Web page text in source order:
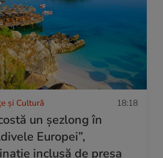
și Cultură 18:18
un șezlong în
Europei”,
inclusă de presa